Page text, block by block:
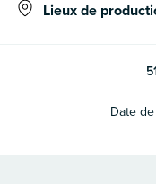
Lieux de
Date